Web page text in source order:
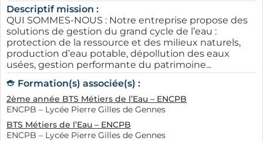
jeunes talents, les entreprises créent un lien de
confiance et de loyauté. Ces apprentis, ayant bénéficié
d'une immersion dans l'entreprise, sont plus
susceptibles de rester après leur contrat, réduisant ainsi
le turn-over. De plus, cette approche favorisera une
transmission des compétences intergénérationnelle,
enrichissant le savoir-faire de l'équipe existante.
Descriptif mission :
QUI SOMMES-NOUS : Notre entreprise propose des
solutions de gestion du grand cycle de l’eau :
protection de la ressource et des milieux naturels,
production d’eau potable, dépollution des eaux
usées, gestion performante du patrimoine...
Formation(s) associée(s) :
2ème année BTS Métiers de l’Eau – ENCPB
ENCPB – Lycée Pierre Gilles de Gennes
BTS Métiers de l’Eau – ENCPB
ENCPB – Lycée Pierre Gilles de Gennes